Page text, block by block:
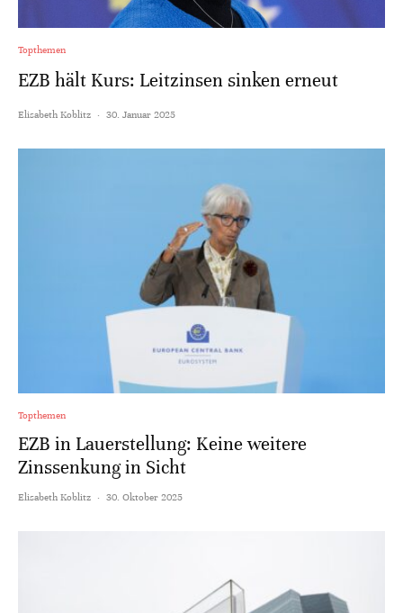
Topthemen
EZB hält Kurs: Leitzinsen sinken erneut
Elisabeth Koblitz · 30. Januar 2025
Topthemen
EZB in Lauerstellung: Keine weitere
Zinssenkung in Sicht
Elisabeth Koblitz · 30. Oktober 2025